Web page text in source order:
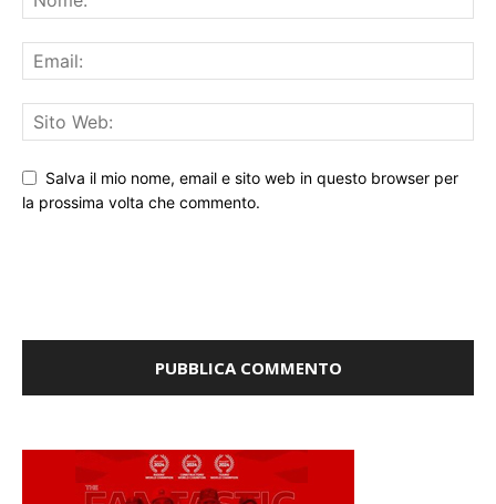
Salva il mio nome, email e sito web in questo browser per
la prossima volta che commento.